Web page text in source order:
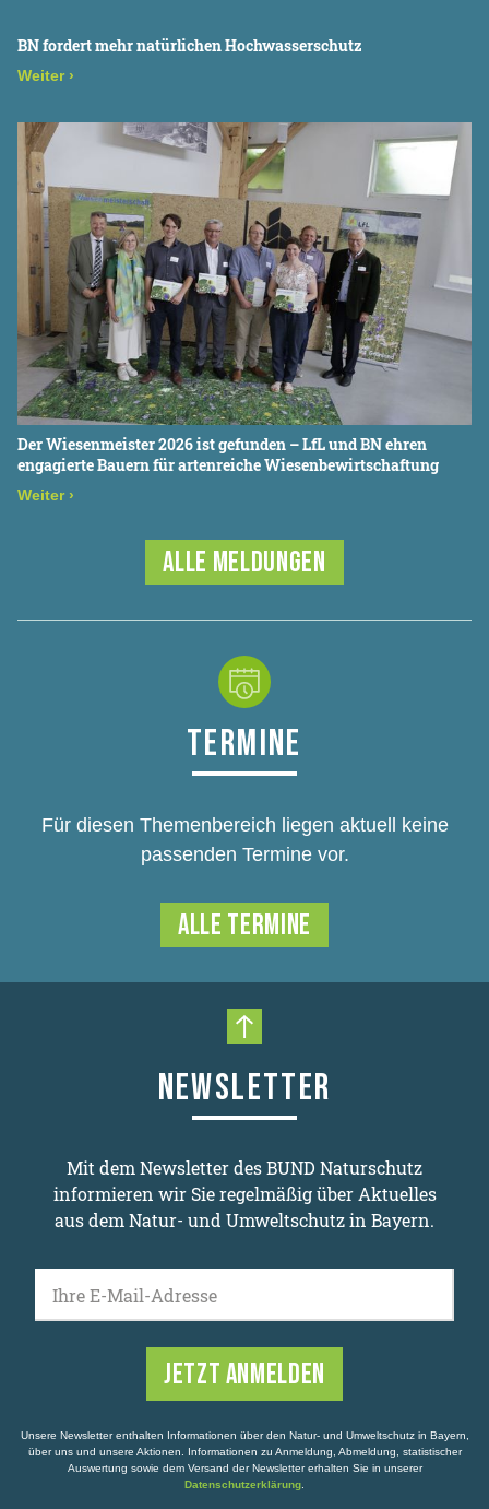
BN fordert mehr natürlichen Hochwasserschutz
Weiter ›
Der Wiesenmeister 2026 ist gefunden – LfL und BN ehren
engagierte Bauern für artenreiche Wiesenbewirtschaftung
Weiter ›
ALLE MELDUNGEN
TERMINE
Für diesen Themenbereich liegen aktuell keine
passenden Termine vor.
ALLE TERMINE
Nach oben scrollen
NEWSLETTER
Mit dem Newsletter des BUND Naturschutz
informieren wir Sie regelmäßig über Aktuelles
aus dem Natur- und Umweltschutz in Bayern.
Ihre E-Mail-Adresse
Unsere Newsletter enthalten Informationen über den Natur- und Umweltschutz in Bayern,
über uns und unsere Aktionen. Informationen zu Anmeldung, Abmeldung, statistischer
Auswertung sowie dem Versand der Newsletter erhalten Sie in unserer
Datenschutzerklärung.